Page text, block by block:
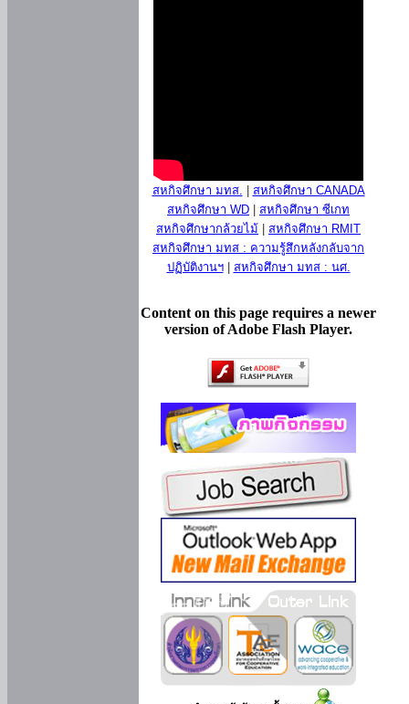
สหกิจศึกษา มทส.
สหกิจศึกษา CANADA
สหกิจศึกษา WD
สหกิจศึกษา ซีเกท
สหกิจศึกษากล้วยไม้
สหกิจศึกษา RMIT
สหกิจศึกษา มทส : ความรู้สึกหลังกลับจาก
ปฏิบัติงานฯ| สหกิจศึกษา มทส : นศ.
Content on this page requires a newer
version of Adobe Flash Player.